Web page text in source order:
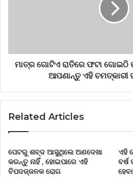
ମାତ୍ର ଗୋଟିଏ ରାତିରେ ଫଟା
ଆପଣାନ୍ତୁ ଏହି ଚମତ୍କାରୀ
Related Articles
ପେଟରୁ ଶବ୍ଦ ଆସୁଥିଲେ ଅଣଦେଖା
କରନ୍ତୁ ନାହିଁ , ହୋଇପାରେ ଏହି
ବିପଦଜ୍ଜନକ ରୋଗ
ଏହି
ବର୍ଷ